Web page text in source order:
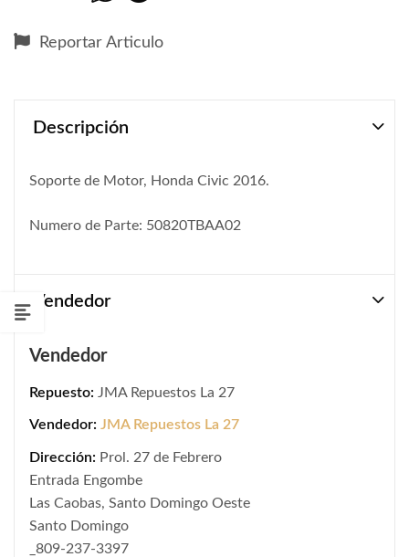
Reportar Articulo
Descripción
Soporte de Motor, Honda Civic 2016.
Numero de Parte: 50820TBAA02
Vendedor
Vendedor
Repuesto: JMA Repuestos La 27
Vendedor: JMA Repuestos La 27
Dirección: Prol. 27 de Febrero
Entrada Engombe
Las Caobas, Santo Domingo Oeste
Santo Domingo
_809-237-3397